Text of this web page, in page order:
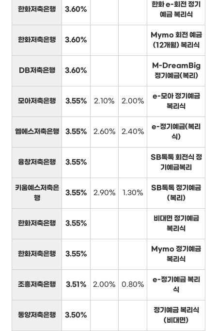
한화저축은행 3.60%
한화 e-회전 정기
예금 복리식
한화저축은행 3.60%
Mymo 회전 예금
(12개월) 복리식
DB저축은행 3.60%
M-DreamBig
정기예금(복리)
모아저축은행 3.55% 2.10% 2.00%
e-모아 정기예금
복리식
엠에스저축은행 3.55% 2.60% 2.40%
e-정기예금(복리
식)
융창저축은행 3.55%
SB톡톡 회전식 정
기예금복리
키움예스저축은
행
3.55% 2.90% 1.30%
SB톡톡 정기예금
(복리)
한화저축은행 3.55%
비대면 정기예금
복리식
한화저축은행 3.55%
Mymo 정기예금
복리식
조흥저축은행 3.51% 2.00% 0.80%
e-정기예금 복리
식
동양저축은행 3.50%
정기예금 복리식
(비대면)